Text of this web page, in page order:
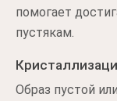
помогает
пустякам.
Образ пустой